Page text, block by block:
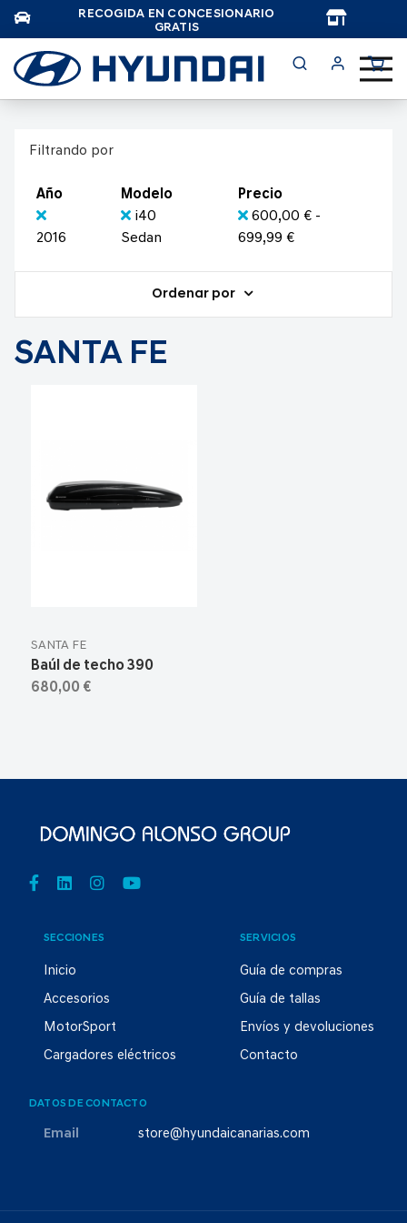
RECOGIDA EN CONCESIONARIO
GRATIS
Filtrando por
Año
2016
Modelo
i40
Sedan
Precio
600,00 € -
699,99 €
Ordenar por
SANTA FE
SANTA FE
Baúl de techo 390
680,00 €
SECCIONES
Inicio
Accesorios
MotorSport
Cargadores eléctricos
SERVICIOS
Guía de compras
Guía de tallas
Envíos y devoluciones
Contacto
DATOS DE CONTACTO
Email store@hyundaicanarias.com